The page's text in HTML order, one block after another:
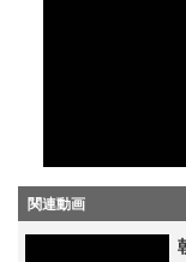
関連動画